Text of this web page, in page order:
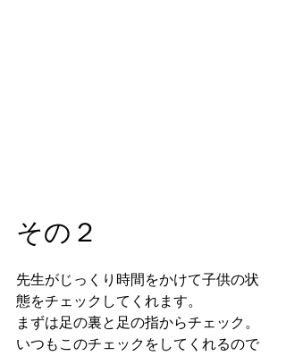
その２
先生がじっくり時間をかけて子供の状
態をチェックしてくれます。
まずは足の裏と足の指からチェック。
いつもこのチェックをしてくれるので